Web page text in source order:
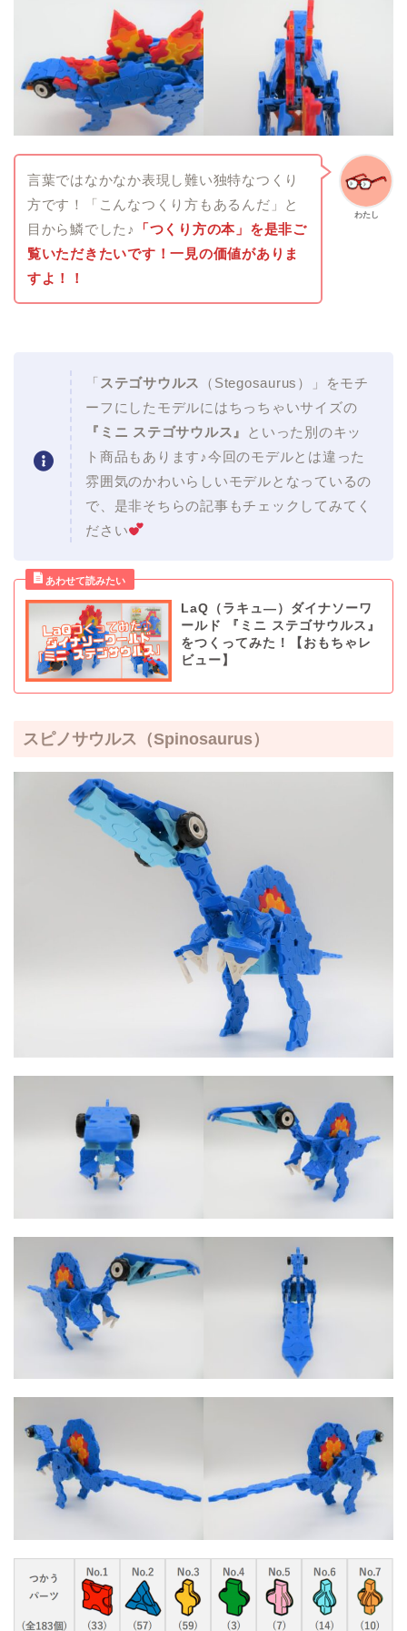
わたし
言葉ではなかなか表現し難い独特なつくり
方です！「こんなつくり方もあるんだ」と
目から鱗でした♪
「つくり方の本」を是非ご
覧いただきたいです！一見の価値がありま
すよ！！
「 ステゴサウルス
（Stegosaurus）」をモチ
ーフにしたモデルにはちっちゃいサイズの
『ミニ ステゴサウルス』
といった別のキッ
ト商品もあります♪今回のモデルとは違った
雰囲気のかわいらしいモデルとなっているの
で、是非そちらの記事もチェックしてみてく
ださい
LaQ（ラキュ―）ダイナソーワ
ールド 『ミニ ステゴサウルス』
をつくってみた！【おもちゃレ
ビュー】
スピノサウルス （Spinosaurus）